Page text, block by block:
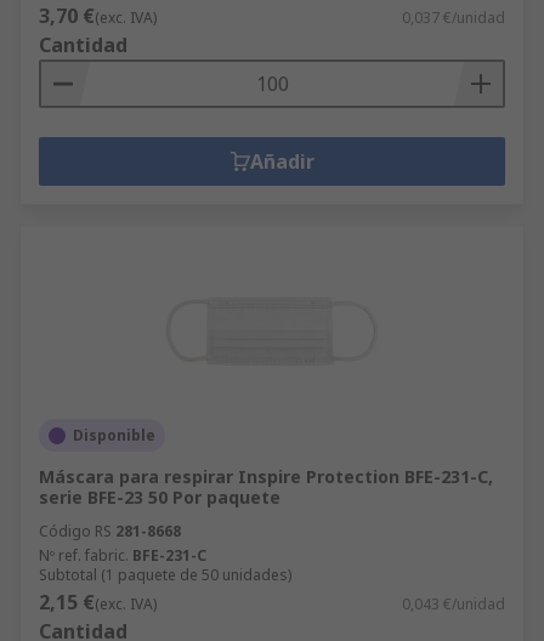
3,70 €(exc. IVA) 0,037 €/unidad
Cantidad
Añadir
Disponible
Máscara para respirar Inspire Protection BFE-231-C,
serie BFE-23 50 Por paquete
Código RS 281-8668
Nº ref. fabric. BFE-231-C
Subtotal (1 paquete de 50 unidades)
2,15 €(exc. IVA) 0,043 €/unidad
Cantidad